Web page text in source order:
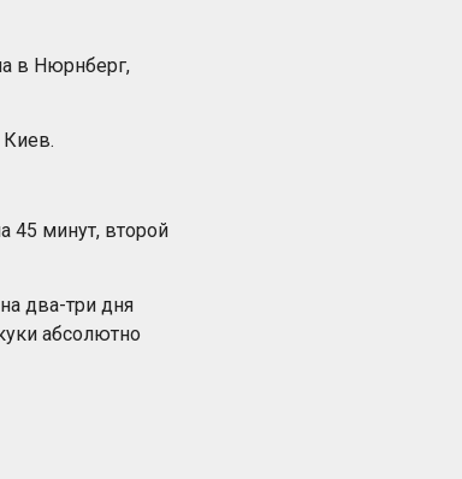
в Нюрнберг,
минут, второй
два-три дня
абсолютно